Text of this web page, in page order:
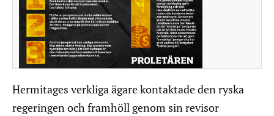
Hermitages verkliga ägare kontaktade den ryska
regeringen och framhöll genom sin revisor